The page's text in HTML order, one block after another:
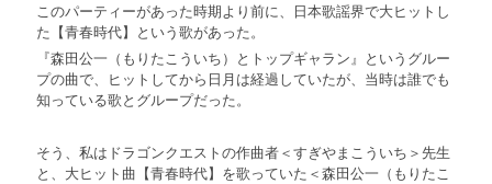
このパーティーがあった時期より前に、日本歌謡界で大ヒットし
た【青春時代】という歌があった。
『森田公一（もりたこういち）とトップギャラン』というグルー
プの曲で、ヒットしてから日月は経過していたが、当時は誰でも
知っている歌とグループだった。
そう、私はドラゴンクエストの作曲者＜すぎやまこういち＞先生
と、大ヒット曲【青春時代】を歌っていた＜森田公一（もりたこ